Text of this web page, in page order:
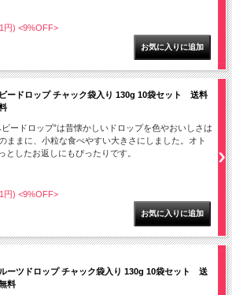
円) <9%OFF>
ードロップ チャック袋入り 130g 10袋セット 送料
ビードロップ”は昔懐かしいドロップを色やおいしさは
ままに、小粒な食べやすい大きさにしました。オト
としたお返しにもぴったりです。
円) <9%OFF>
ーツドロップ チャック袋入り 130g 10袋セット 送
料